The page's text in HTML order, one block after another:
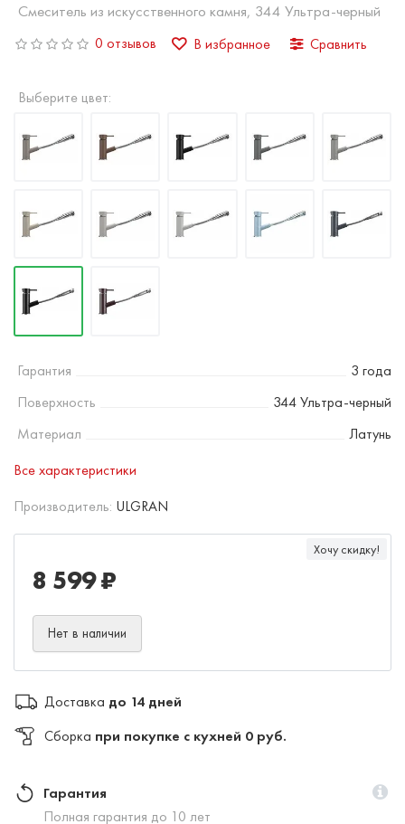
Смеситель из искусственного камня, 344 Ультра-черный
0 отзывов В избранное Сравнить
Выберите цвет:
Гарантия
3 года
Поверхность
344 Ультра-черный
Материал
Латунь
Все характеристики
Производитель: ULGRAN
Хочу скидку!
8 599 ₽
Нет в наличии
Доставка до 14 дней
Сборка при покупке с кухней 0 руб.
Гарантия
Полная гарантия до 10 лет